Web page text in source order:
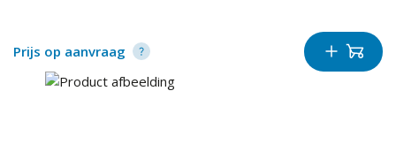
Prijs op aanvraag